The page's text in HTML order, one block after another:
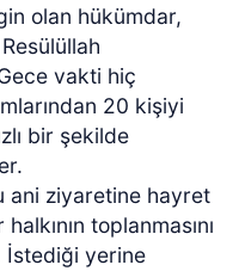
olan hükümdar,
vakti hiç
20 kişiyi
bir şekilde
ani ziyaretine hayret
toplanmasını
İstediği yerine